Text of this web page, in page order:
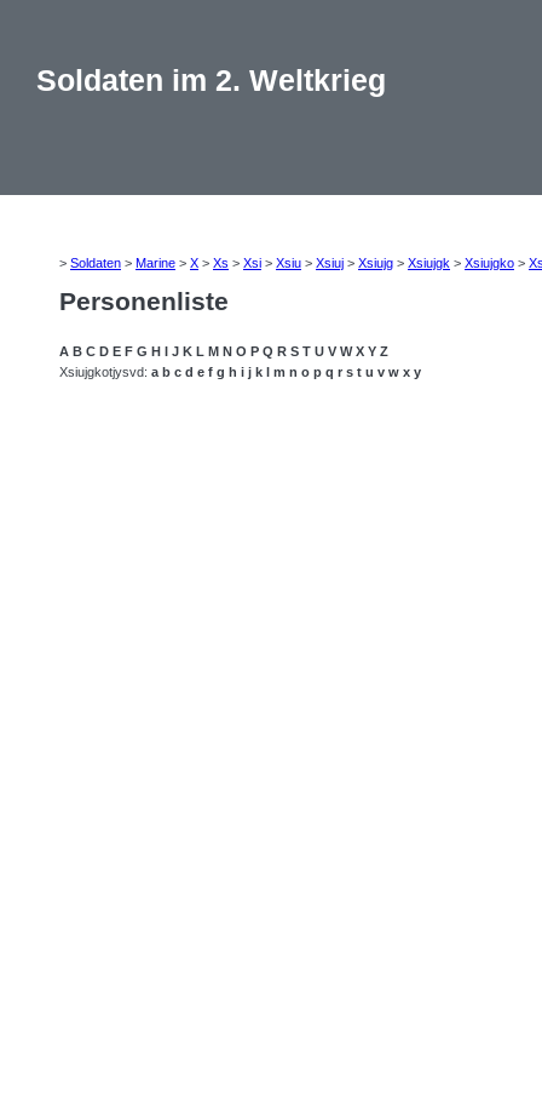
Soldaten im 2. Weltkrieg
> Soldaten > Marine > X > Xs > Xsi > Xsiu > Xsiuj > Xsiujg > Xsiujgk > Xsiujgko >
Personenliste
A B C D E F G H I J K L M N O P Q R S T U V W X Y Z
Xsiujgkotjysvd: a b c d e f g h i j k l m n o p q r s t u v w x y